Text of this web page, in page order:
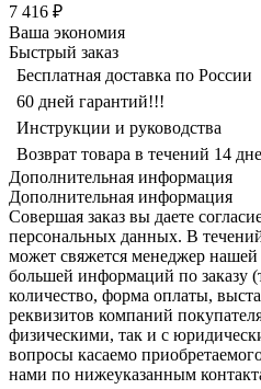
7 416 ₽
Ваша экономия
Быстрый заказ
Бесплатная доставка по России
60 дней гарантий!!!
Инструкции и руководства
Возврат товара в течений 14
Дополнительная информация
Дополнительная информация
Совершая заказ вы даете
персональных данных. В
может свяжется менеджер
большей информаций по заказу
количество, форма оплаты,
реквизитов компаний
физическими, так и с
вопросы касаемо
нами по нижеуказанным